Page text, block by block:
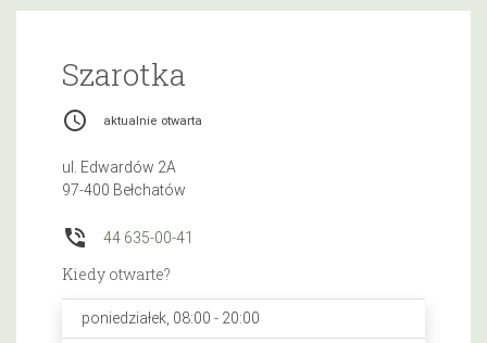
Szarotka
access_time aktualnie otwarta
ul. Edwardów 2A
97-400 Bełchatów
phone_in_talk 44 635-00-41
Kiedy otwarte?
poniedziałek, 08:00 - 20:00